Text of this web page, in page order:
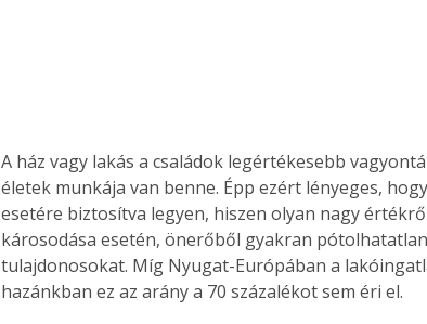
A ház vagy lakás a családok legértékesebb
életek munkája van benne. Épp ezért lényeges,
esetére biztosítva legyen, hiszen olyan nagy
károsodása esetén, önerőből gyakran
tulajdonosokat. Míg Nyugat-Európában a
hazánkban ez az arány a 70 százalékot sem éri el.